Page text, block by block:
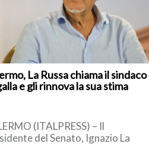
La Russa chiama il sindaco
e gli rinnova la sua stima
(ITALPRESS) – Il
del Senato, Ignazio La